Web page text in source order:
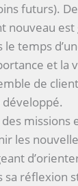
futurs).
nouveau
le temps
et la
de
missions
les
sa réflexion